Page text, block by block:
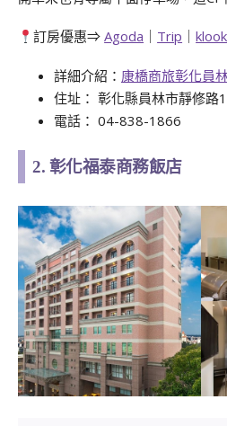
訂房優惠⇒Agoda Trip ｜klook
詳細介紹： 康橋商旅彰化員
住址： 彰化縣員林市靜修路
電話： 04-838-1866
2. 彰化福泰商務飯店